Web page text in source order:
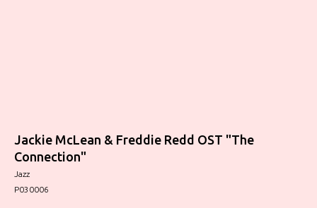
Jackie McLean & Freddie Redd OST "The
Connection"
Jazz
P030006